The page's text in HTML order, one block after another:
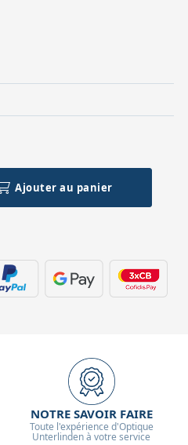
Ajouter au panier
NOTRE SAVOIR FAIRE
Toute l'expérience d'Optique
Unterlinden à votre service